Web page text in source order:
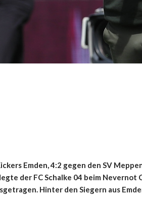
Emden, 4:2 gegen den SV
der FC Schalke 04 beim Nevernot
Hinter den Siegern aus